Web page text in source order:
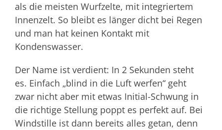
als die meisten Wurfzelte, mit integriertem
Innenzelt. So bleibt es länger dicht bei Regen
und man hat keinen Kontakt mit
Kondenswasser.
Der Name ist verdient: In 2 Sekunden steht
es. Einfach „blind in die Luft werfen“ geht
zwar nicht aber mit etwas Initial-Schwung in
die richtige Stellung poppt es perfekt auf. Bei
Windstille ist dann bereits alles getan, denn